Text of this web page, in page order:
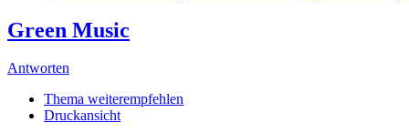
Green Music
Antworten
Thema weiterempfehlen
Druckansicht